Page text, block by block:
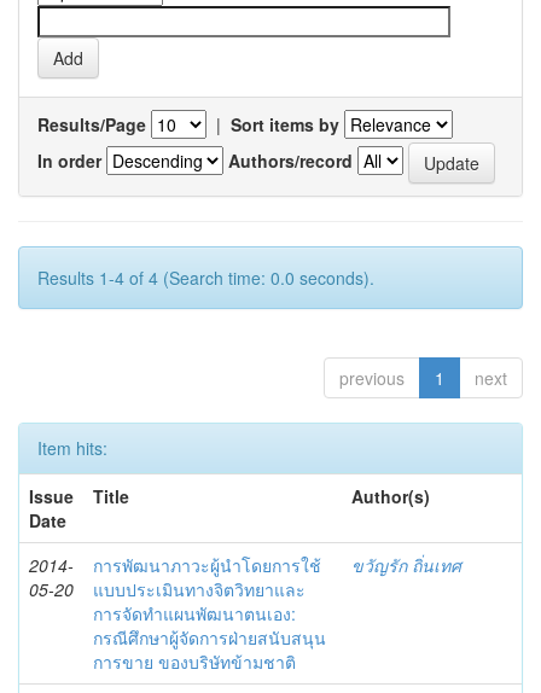
Results/Page | Sort items by
In order
Authors/record
Results 1-4 of 4 (Search time: 0.0 seconds).
previous 1 next
Item hits:
Issue
Date
Title Author(s)
2014-
05-20
การพัฒนาภาวะผู้นำโดยการใช้
แบบประเมินทางจิตวิทยาและ
การจัดทำแผนพัฒนาตนเอง:
กรณีศึกษาผู้จัดการฝ่ายสนับสนุน
การขาย ของบริษัทข้ามชาติ
ขวัญรัก ถิ่นเทศ